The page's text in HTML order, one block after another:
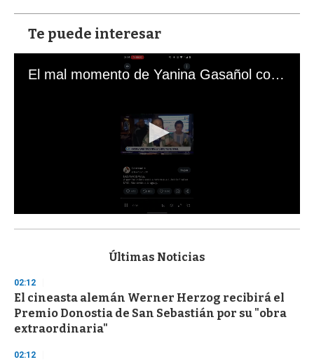
Te puede interesar
El mal momento de Yanina Gasañol con un hincha argentino en "Subrayado"
s
d
s
o
f
3
s
Últimas Noticias
02:12
El cineasta alemán Werner Herzog recibirá el
Premio Donostia de San Sebastián por su "obra
extraordinaria"
02:12